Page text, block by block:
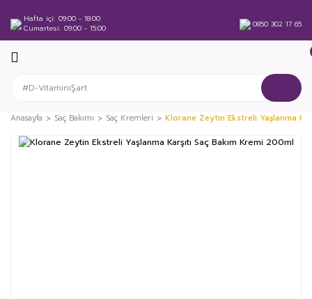
Hafta içi 09:00 - 18:00
Cumartesi 09:00 - 15:00 0850 302 17 65
Anasayfa Saç Bakımı Saç Kremleri Klorane Zeytin Ekstreli Yaşlanma